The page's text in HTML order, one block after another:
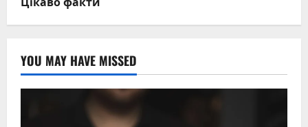
YOU MAY HAVE MISSED